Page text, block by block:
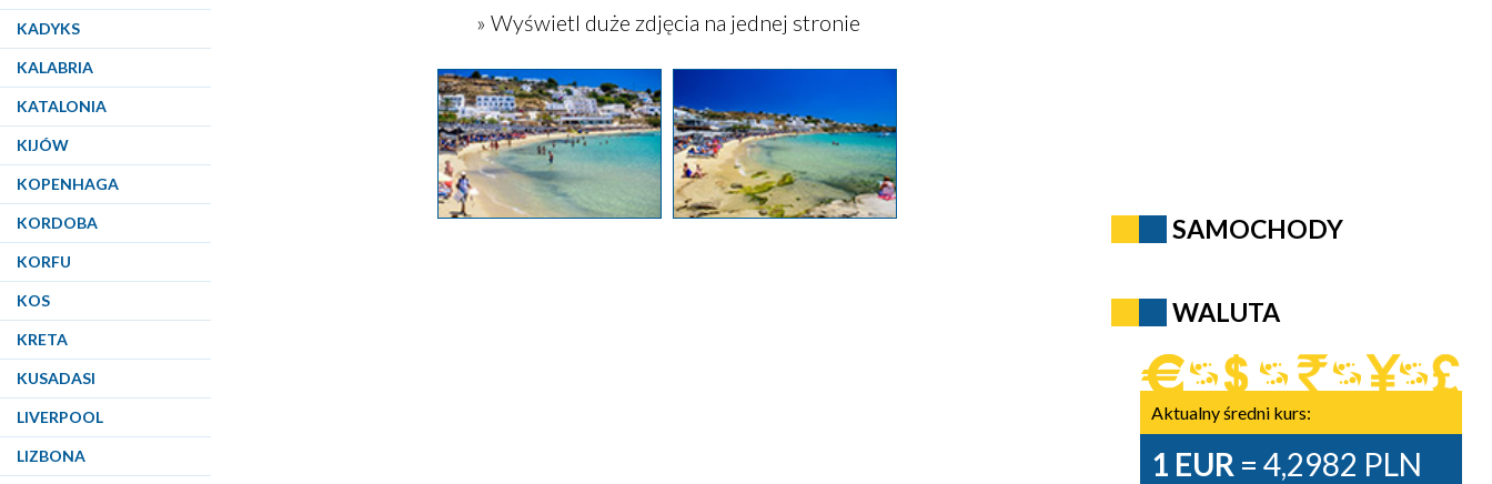
KADYKS
KALABRIA
KATALONIA
KIJÓW
KOPENHAGA
KORDOBA
KORFU
KOS
KRETA
KUSADASI
LIVERPOOL
LIZBONA
» Wyświetl duże zdjęcia na jednej stronie
SAMOCHODY
WALUTA
Aktualny średni kurs:
1 EUR = 4,2982 PLN